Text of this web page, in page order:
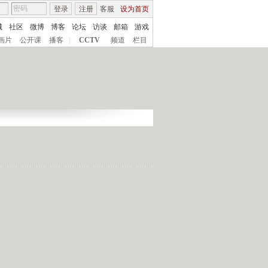
客服 设为首页
登录 注册
社区 微博 博客 论坛 访谈 邮箱
游戏
片
公开课 播客 CCTV 频道 栏目